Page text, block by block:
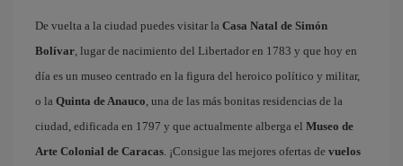
De vuelta a la ciudad puedes visitar la Casa Natal de Simón
Bolívar, lugar de nacimiento del Libertador en 1783 y que hoy en
día es un museo centrado en la figura del heroico político y militar,
o la Quinta de Anauco, una de las más bonitas residencias de la
ciudad, edificada en 1797 y que actualmente alberga el Museo de
Arte Colonial de Caracas. ¡Consigue las mejores ofertas de vuelos